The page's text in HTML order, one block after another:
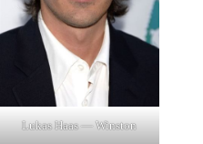
Lukas Haas — Winston